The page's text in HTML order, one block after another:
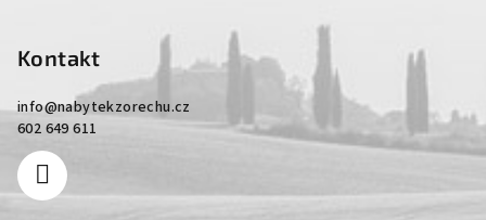
Kontakt
info@nabytekzorechu.cz
602 649 611